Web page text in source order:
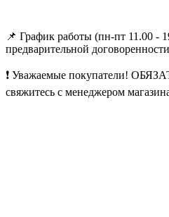
📌 График работы (пн-пт 11.00 -
предварительной
❗ Уважаемые покупатели!
свяжитесь с менеджером